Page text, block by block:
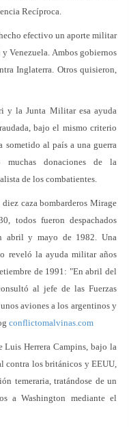
Recíproca.
efectivo un aporte militar
Venezuela. Ambos gobiernos
Inglaterra. Otros quisieron,
y la Junta Militar esa ayuda
bajo el mismo criterio
sometido al país a una guerra
muchas donaciones de la
de los combatientes.
caza bombarderos Mirage
todos fueron despachados
abril y mayo de 1982. Una
reveló la ayuda militar años
de 1991: "En abril del
al jefe de las Fuerzas
aviones a los argentinos y
conflictomalvinas.com
Luis Herrera Campins, bajo la
contra los británicos y EEUU,
temeraria, tratándose de un
a Washington mediante el